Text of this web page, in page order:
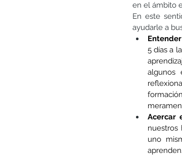
en el ámbito
En este
ayudarle a
5 días a
algunos
Acercar
nuestros
uno